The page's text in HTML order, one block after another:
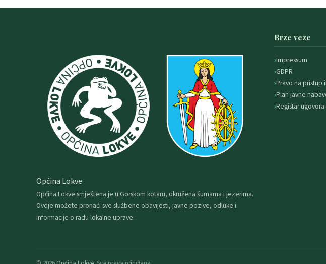
Općina Lokve
Općina Lokve smještena je u Gorskom kotaru, okružena šumama i jezerima.
Ovdje možete pronaći sve službene obavijesti, javne pozive, odluke i
informacije o radu lokalne uprave.
Brze veze
Impressum
GDPR
Pravo na pristup
Plan javne
Registar ugovora